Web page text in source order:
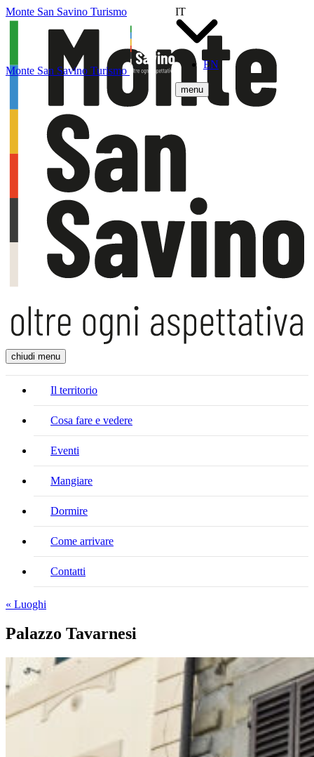
Monte San Savino Turismo
IT
EN
menu
Monte San Savino Turismo
chiudi menu
Il territorio
Cosa fare e vedere
Eventi
Mangiare
Dormire
Come arrivare
Contatti
« Luoghi
Palazzo Tavarnesi